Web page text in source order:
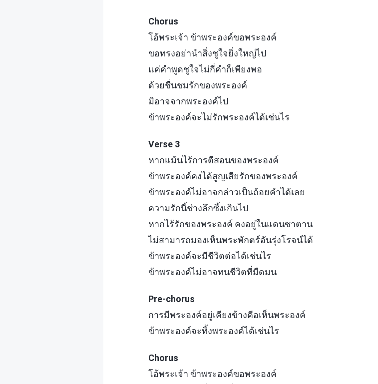
Chorus
โอ้พระเจ้า ข้าพระองค์ขอพระองค์
ขอทรงอย่านำสิ่งชูใจยิ่งใหญ่ไป
แค่คำพูดชูใจไม่กี่คำก็เพียงพอ
ด้วยชื่นชมรักของพระองค์
มิอาจจากพระองค์ไป
ข้าพระองค์จะไม่รักพระองค์ได้เช่นไร
Verse 3
หากแม้นไร้การตีสอนของพระองค์
ข้าพระองค์คงได้สูญเสียรักของพระองค์
ข้าพระองค์ไม่อาจกล่าวเป็นถ้อยคำได้เลย
ความรักนี้ช่างลึกซึ้งเกินไป
หากไร้รักของพระองค์ คงอยู่ในแดนซาตาน
ไม่สามารถมองเห็นพระพักตร์อันรุ่งโรจน์ได้
ข้าพระองค์จะมีชีวิตต่อได้เช่นไร
ข้าพระองค์ไม่อาจทนชีวิตที่มืดมน
Pre-chorus
การมีพระองค์อยู่เคียงข้างคือเห็นพระองค์
ข้าพระองค์จะทิ้งพระองค์ได้เช่นไร
Chorus
โอ้พระเจ้า ข้าพระองค์ขอพระองค์